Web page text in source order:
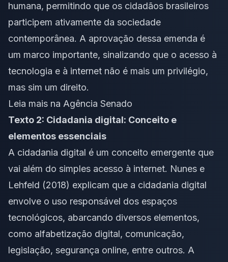
humana, permitindo que os cidadãos brasileiros
participem ativamente da sociedade
contemporânea. A aprovação dessa emenda é
um marco importante, sinalizando que o acesso à
tecnologia e à internet não é mais um privilégio,
mas sim um direito.
Leia mais na Agência Senado
Texto 2: Cidadania digital: Conceito e
elementos essenciais
A cidadania digital é um conceito emergente que
vai além do simples acesso à internet. Nunes e
Lehfeld (2018) explicam que a cidadania digital
envolve o uso responsável dos espaços
tecnológicos, abarcando diversos elementos,
como alfabetização digital, comunicação,
legislação, segurança online, entre outros. A